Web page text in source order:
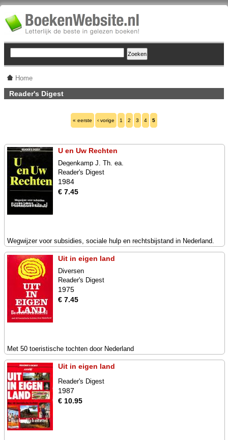
Home
Reader's Digest
« eerste ‹ vorige 1 2 3 4 5
U en Uw Rechten
Degenkamp J. Th. ea.
Reader's Digest
1984
€ 7.45
Wegwijzer voor subsidies, sociale hulp en rechtsbijstand in Nederland.
Uit in eigen land
Diversen
Reader's Digest
1975
€ 7.45
Met 50 toeristische tochten door Nederland
Uit in eigen land
Reader's Digest
1987
€ 10.95